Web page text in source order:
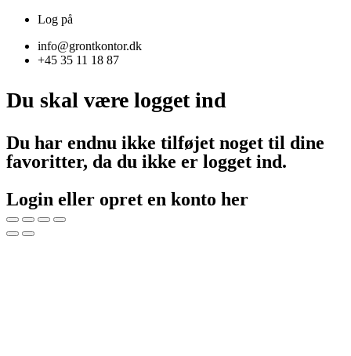
Log på
info@grontkontor.dk
+45 35 11 18 87
Du skal være logget ind
Du har endnu ikke tilføjet noget til dine
favoritter, da du ikke er logget ind.
Login eller opret en konto her